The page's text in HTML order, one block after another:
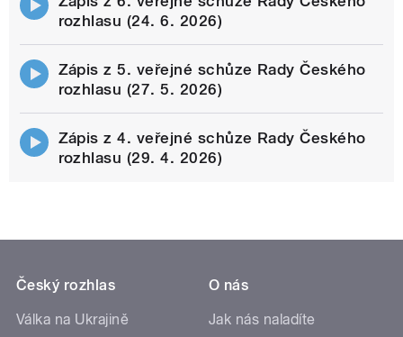
rozhlasu (24. 6. 2026)
Zápis z 5. veřejné schůze Rady Českého
rozhlasu (27. 5. 2026)
Zápis z 4. veřejné schůze Rady Českého
rozhlasu (29. 4. 2026)
Český rozhlas
Válka na Ukrajině
O nás
Jak nás naladíte